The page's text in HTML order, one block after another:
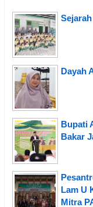
Dayah
Bupati
Bakar
Lam U
Mitra